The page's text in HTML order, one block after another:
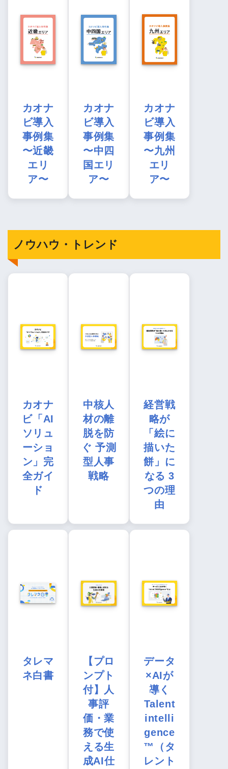
カオナ
ビ導入
事例集
〜近畿
エリ
ア〜
カオナ
ビ導入
事例集
〜中四
国エリ
ア〜
カオナ
ビ導入
事例集
〜九州
エリ
ア〜
ノウハウ・トレンド
カオナ
ビ「AI
ソリュ
ーショ
ン」完
全ガイ
ド
中核人
材の離
脱を防
ぐ 予測
型人事
戦略
経営戦
略が
「絵に
描いた
餅」に
なる 3
つの理
由
タレマ
ネ白書
【プロ
ンプト
付】人
事評
価・業
務で使
える生
成AI仕
データ
×AIが
導く
Talent
intelli
gence
™（タ
レント